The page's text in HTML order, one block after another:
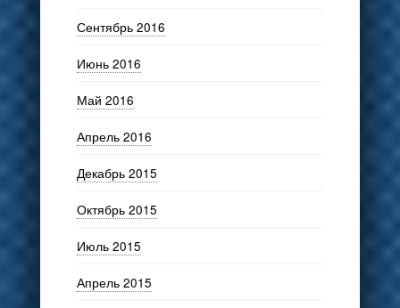
Сентябрь 2016
Июнь 2016
Май 2016
Апрель 2016
Декабрь 2015
Октябрь 2015
Июль 2015
Апрель 2015